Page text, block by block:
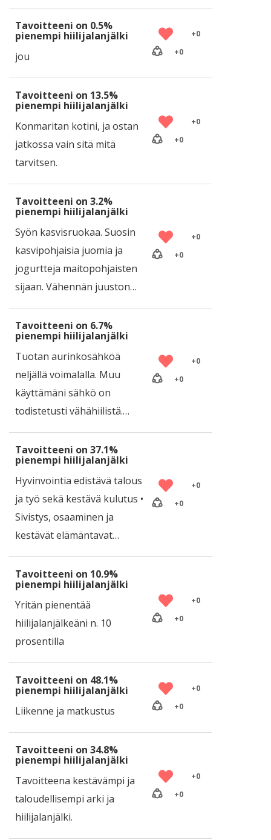
Tavoitteeni on 0.5%
pienempi hiilijalanjälki
jou
+0
+0
Tavoitteeni on 13.5%
pienempi hiilijalanjälki
Konmaritan kotini, ja ostan
jatkossa vain sitä mitä
tarvitsen.
+0
+0
Tavoitteeni on 3.2%
pienempi hiilijalanjälki
Syön kasvisruokaa. Suosin
kasvipohjaisia juomia ja
jogurtteja maitopohjaisten
sijaan. Vähennän juuston…
+0
+0
Tavoitteeni on 6.7%
pienempi hiilijalanjälki
Tuotan aurinkosähköä
neljällä voimalalla. Muu
käyttämäni sähkö on
todistetusti vähähiilistä.…
+0
+0
Tavoitteeni on 37.1%
pienempi hiilijalanjälki
Hyvinvointia edistävä talous
ja työ sekä kestävä kulutus •
Sivistys, osaaminen ja
kestävät elämäntavat…
+0
+0
Tavoitteeni on 10.9%
pienempi hiilijalanjälki
Yritän pienentää
hiilijalanjälkeäni n. 10
prosentilla
+0
+0
Tavoitteeni on 48.1%
pienempi hiilijalanjälki
Liikenne ja matkustus
+0
+0
Tavoitteeni on 34.8%
pienempi hiilijalanjälki
Tavoitteena kestävämpi ja
taloudellisempi arki ja
hiilijalanjälki.
+0
+0